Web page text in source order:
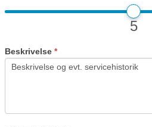
5
Beskrivelse *